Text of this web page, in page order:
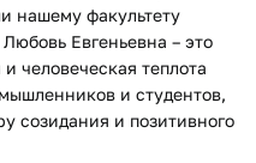
нашему факультету
Евгеньевна – это
человеческая теплота
и студентов,
созидания и позитивного